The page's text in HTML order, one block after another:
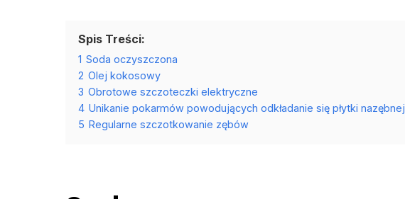
Spis Treści:
1 Soda oczyszczona
2 Olej kokosowy
3 Obrotowe szczoteczki elektryczne
4 Unikanie pokarmów powodujących odkładanie się płytki nazębnej
5 Regularne szczotkowanie zębów